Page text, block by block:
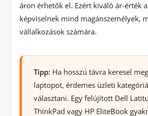
áron érhetők el. Ezért kiváló ár-érték
képviselnek mind magánszemélyek,
vállalkozások számára.
Tipp: Ha hosszú távra keresel
laptopot, érdemes üzleti
választani. Egy felújított Dell
ThinkPad vagy HP EliteBook